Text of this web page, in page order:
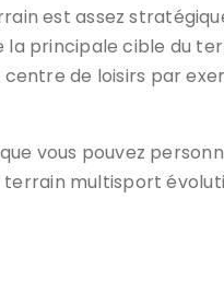
est assez
la principale cible du
de loisirs par
vous pouvez
multisport